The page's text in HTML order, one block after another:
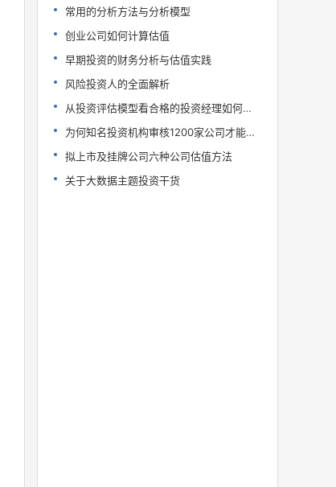
常用的分析方法与分析模型
创业公司如何计算估值
早期投资的财务分析与估值实践
风险投资人的全面解析
从投资评估模型看合格的投资经理如何炼成
为何知名投资机构审核1200家公司才能投10家?
拟上市及挂牌公司六种公司估值方法
关于大数据主题投资干货